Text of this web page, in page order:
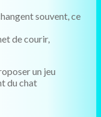
souvent, ce
de courir,
un jeu
du chat